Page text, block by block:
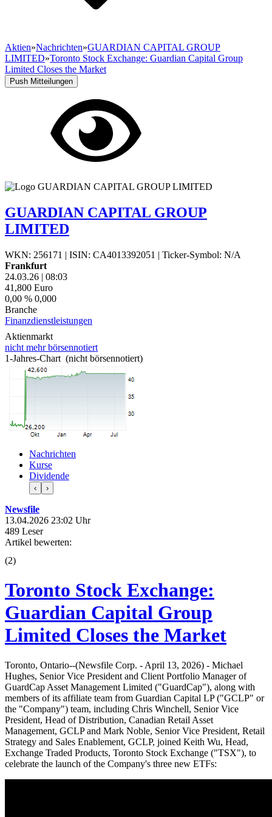
Aktien»Nachrichten»GUARDIAN CAPITAL GROUP
LIMITED»Toronto Stock Exchange: Guardian Capital Group
Limited Closes the Market
Push Mitteilungen
GUARDIAN CAPITAL GROUP
LIMITED
WKN: 256171 | ISIN: CA4013392051 | Ticker-Symbol: N/A
Frankfurt
24.03.26 | 08:03
41,800 Euro
0,00 % 0,000
Branche
Finanzdienstleistungen
Aktienmarkt
nicht mehr börsennotiert
1-Jahres-Chart (nicht börsennotiert)
Nachrichten
Kurse
Dividende
‹ ›
Newsfile
13.04.2026 23:02 Uhr
489 Leser
Artikel bewerten:
(2)
Toronto Stock Exchange:
Guardian Capital Group
Limited Closes the Market
Toronto, Ontario--(Newsfile Corp. - April 13, 2026) - Michael
Hughes, Senior Vice President and Client Portfolio Manager of
GuardCap Asset Management Limited ("GuardCap"), along with
members of its affiliate team from Guardian Capital LP ("GCLP" or
the "Company") team, including Chris Winchell, Senior Vice
President, Head of Distribution, Canadian Retail Asset
Management, GCLP and Mark Noble, Senior Vice President, Retail
Strategy and Sales Enablement, GCLP, joined Keith Wu, Head,
Exchange Traded Products, Toronto Stock Exchange ("TSX"), to
celebrate the launch of the Company's three new ETFs: